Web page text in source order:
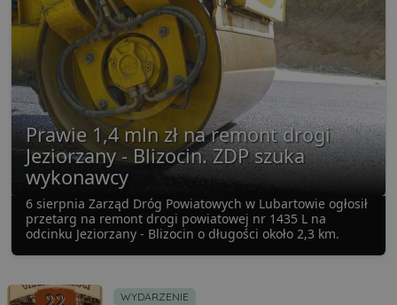
Prawie 1,4 mln zł na remont drogi
Jeziorzany - Blizocin. ZDP szuka
wykonawcy
6 sierpnia Zarząd Dróg Powiatowych w Lubartowie ogłosił
przetarg na remont drogi powiatowej nr 1435 L na
odcinku Jeziorzany - Blizocin o długości około 2,3 km.
WYDARZENIE